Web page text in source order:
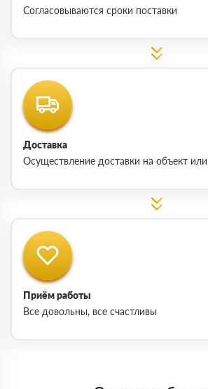
Согласовываются сроки поставки
Доставка
Осуществление доставки на объект
Приём работы
Все довольны, все счастливы